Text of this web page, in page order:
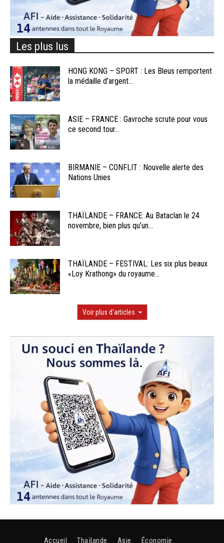
Les plus lus
HONG KONG – SPORT : Les Bleus remportent
la médaille d’argent...
ASIE – FRANCE : Gavroche scrute pour vous
ce second tour...
BIRMANIE – CONFLIT : Nouvelle alerte des
Nations Unies
THAÏLANDE – FRANCE: Au Bataclan le 24
novembre, bien plus qu’un...
THAÏLANDE – FESTIVAL: Les six plus beaux
«Loy Krathong» du royaume...
Voir plus d'articles
Accueil Thaïlande Asie Économie